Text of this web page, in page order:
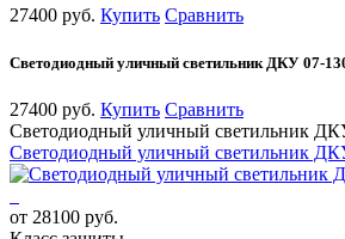
27400 руб. Купить Сравнить
Светодиодный уличный светильник ДКУ 07-
27400 руб. Купить Сравнить
Светодиодный уличный светильник
Светодиодный уличный светильник
от 28100 руб.